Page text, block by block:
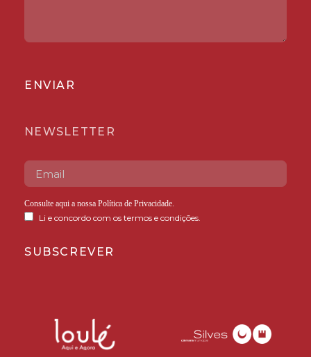
ENVIAR
NEWSLETTER
Consulte aqui a nossa Política de Privacidade.
Li e concordo com os termos e condições.